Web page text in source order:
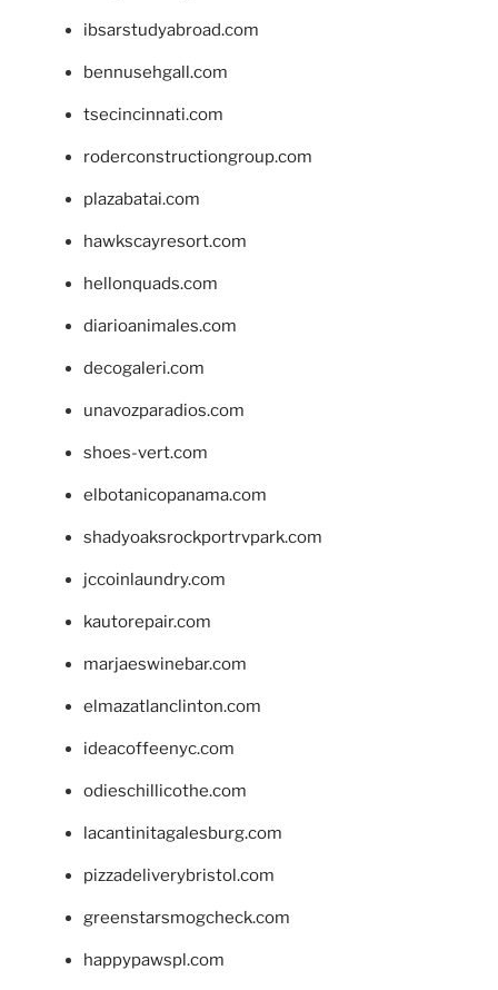
ibsarstudyabroad.com
bennusehgall.com
tsecincinnati.com
roderconstructiongroup.com
plazabatai.com
hawkscayresort.com
hellonquads.com
diarioanimales.com
decogaleri.com
unavozparadios.com
shoes-vert.com
elbotanicopanama.com
shadyoaksrockportrvpark.com
jccoinlaundry.com
kautorepair.com
marjaeswinebar.com
elmazatlanclinton.com
ideacoffeenyc.com
odieschillicothe.com
lacantinitagalesburg.com
pizzadeliverybristol.com
greenstarsmogcheck.com
happypawspl.com